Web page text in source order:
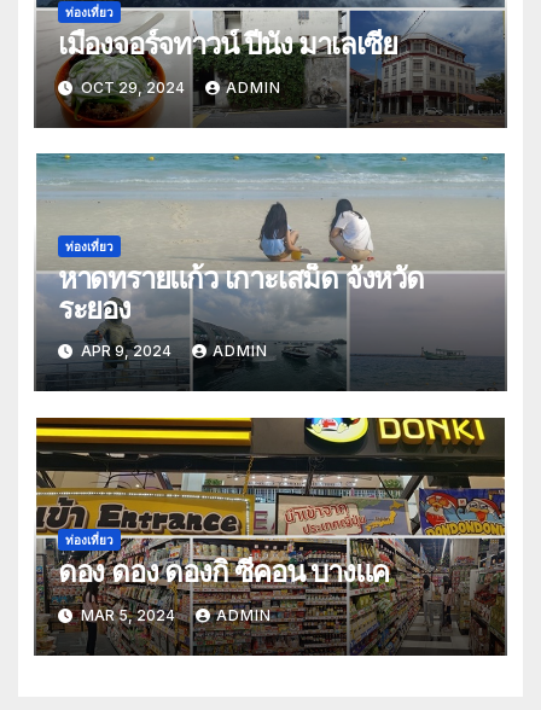
ท่องเที่ยว
เมืองจอร์จทาวน์ ปีนัง มาเลเซีย
OCT 29, 2024 ADMIN
ท่องเที่ยว
หาดทรายแก้ว เกาะเสม็ด จังหวัด
ระยอง
APR 9, 2024 ADMIN
ท่องเที่ยว
ดอง ดอง ดองกิ ซีคอน บางแค
MAR 5, 2024 ADMIN